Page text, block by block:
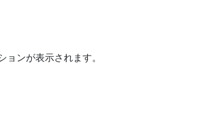
ョンが表示されます。